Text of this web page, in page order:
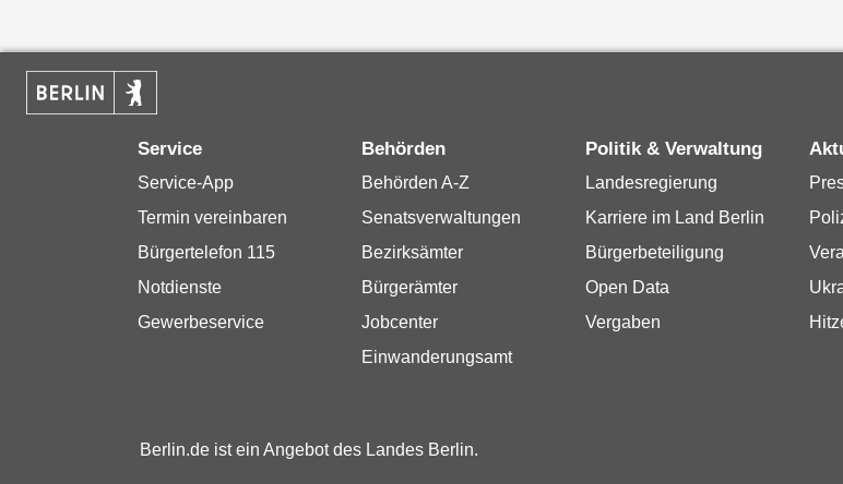
Service
Service-App
Termin vereinbaren
Bürgertelefon 115
Notdienste
Gewerbeservice
Behörden
Behörden A-Z
Senatsverwaltungen
Bezirksämter
Bürgerämter
Jobcenter
Einwanderungsamt
Politik & Verwaltung
Landesregierung
Karriere im Land Berlin
Bürgerbeteiligung
Open Data
Vergaben
Berlin.de ist ein Angebot des Landes Berlin.